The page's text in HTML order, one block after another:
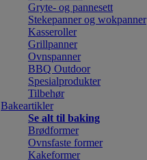
Gryte- og pannesett
Stekepanner og wokpanner
Kasseroller
Grillpanner
Ovnspanner
BBQ Outdoor
Spesialprodukter
Tilbehør
Bakeartikler
Se alt til baking
Brødformer
Ovnsfaste former
Kakeformer